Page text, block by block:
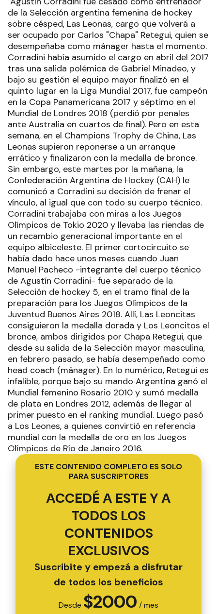
de la Selección argentina femenina de hockey
sobre césped, Las Leonas, cargo que volverá a
ser ocupado por Carlos "Chapa" Retegui, quien se
desempeñaba como mánager hasta el momento.
Corradini había asumido el cargo en abril del 2017
tras una salida polémica de Gabriel Minadeo, y
bajo su gestión el equipo mayor finalizó en el
quinto lugar en la Liga Mundial 2017, fue campeón
en la Copa Panamericana 2017 y séptimo en el
Mundial de Londres 2018 (perdió por penales
ante Australia en cuartos de final). Pero en esta
semana, en el Champions Trophy de China, Las
Leonas supieron reponerse a un arranque
errático y finalizaron con la medalla de bronce.
Sin embargo, este martes por la mañana, la
Confederación Argentina de Hockey (CAH) le
comunicó a Corradini su decisión de frenar el
vínculo, al igual que con todo su cuerpo técnico.
Corradini trabajaba con miras a los Juegos
Olímpicos de Tokio 2020 y llevaba las riendas de
un recambio generacional importante en el
equipo albiceleste. El primer cortocircuito se
había dado hace unos meses cuando Juan
Manuel Pacheco -integrante del cuerpo técnico
de Agustín Corradini- fue separado de la
Selección de hockey 5, en el tramo final de la
preparación para los Juegos Olímpicos de la
Juventud Buenos Aires 2018. Allí, Las Leoncitas
consiguieron la medalla dorada y Los Leoncitos el
bronce, ambos dirigidos por Chapa Retegui, que
desde su salida de la Selección mayor masculina,
en febrero pasado, se había desempeñado como
head coach (mánager). En lo numérico, Retegui es
infalible, porque bajo su mando Argentina ganó el
Mundial femenino Rosario 2010 y sumó medalla
de plata en Londres 2012, además de llegar al
primer puesto en el ranking mundial. Luego pasó
a Los Leones, a quienes convirtió en referencia
mundial con la medalla de oro en los Juegos
Olímpicos de Río de Janeiro 2016.
ESTE CONTENIDO COMPLETO ES SOLO
PARA SUSCRIPTORES
ACCEDÉ A ESTE Y A
TODOS LOS
CONTENIDOS
EXCLUSIVOS
Suscribite y empezá a disfrutar
de todos los beneficios
Desde $2000 / mes